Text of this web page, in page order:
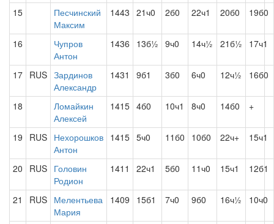
15
Песчинский
Максим
1443 21ч0 2б0 22ч1 20б0 19б0
16
Чупров
Антон
1436 13б½ 9ч0 14ч½ 21б½ 17ч1
17 RUS Зардинов
Александр
1431 9б1 3б0 6ч0 12ч½ 16б0
18
Ломайкин
Алексей
1415 4б0 10ч1 8ч0 14б0 +
19 RUS Нехорошков
Антон
1415 5ч0 11б0 10б0 22ч+ 15ч1
20 RUS Головин
Родион
1411 22ч1 5б0 11ч0 15ч1 12б1
21 RUS Мелентьева
Мария
1409 15б1 7ч0 9б0 16ч½ 10ч0